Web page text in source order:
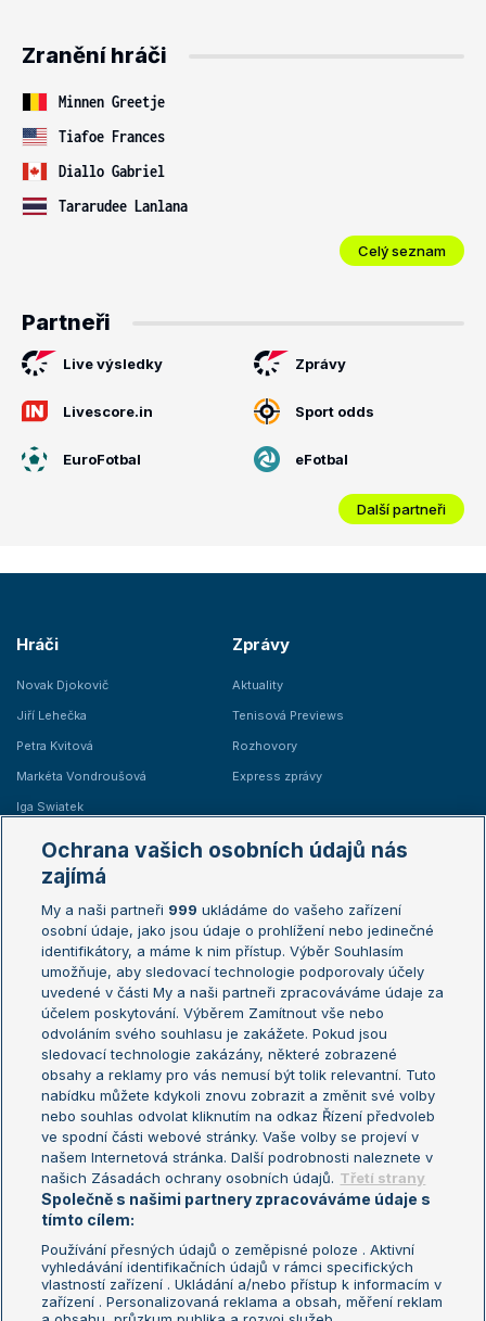
Zranění hráči
Minnen Greetje
Tiafoe Frances
Diallo Gabriel
Tararudee Lanlana
Celý seznam
Partneři
Live výsledky Zprávy
Livescore.in Sport odds
EuroFotbal eFotbal
Další partneři
Hráči
Novak Djokovič
Jiří Lehečka
Petra Kvitová
Markéta Vondroušová
Iga Swiatek
Zprávy
Aktuality
Tenisová Previews
Rozhovory
Express zprávy
Žebříčky
Žebříček ATP (muži)
Žebříček WTA (ženy)
Sázkařský žebříček
Australian Open
French Open
Wimbledon
US Open
Turnaj mistrů
Turnaj mistryň
Aktualní trendy
Fotbalové přestupy
Livesport Daily
LS Prague Open
Podmínky užití
Nastavení soukromí
GDPR a žurnalistika
Reklama
Ochrana vašich osobních údajů nás
zajímá
My a naši partneři 999 ukládáme do vašeho zařízení
osobní údaje, jako jsou údaje o prohlížení nebo jedinečné
identifikátory, a máme k nim přístup. Výběr Souhlasím
umožňuje, aby sledovací technologie podporovaly účely
uvedené v části My a naši partneři zpracováváme údaje za
účelem poskytování. Výběrem Zamítnout vše nebo
odvoláním svého souhlasu je zakážete. Pokud jsou
sledovací technologie zakázány, některé zobrazené
obsahy a reklamy pro vás nemusí být tolik relevantní. Tuto
nabídku můžete kdykoli znovu zobrazit a změnit své volby
nebo souhlas odvolat kliknutím na odkaz Řízení předvoleb
ve spodní části webové stránky. Vaše volby se projeví v
našem Internetová stránka. Další podrobnosti naleznete v
našich Zásadách ochrany osobních údajů. Třetí strany
Společně s našimi partnery zpracováváme údaje s
tímto cílem:
Používání přesných údajů o zeměpisné poloze . Aktivní
vyhledávání identifikačních údajů v rámci specifických
vlastností zařízení . Ukládání a/nebo přístup k informacím v
zařízení . Personalizovaná reklama a obsah, měření reklam